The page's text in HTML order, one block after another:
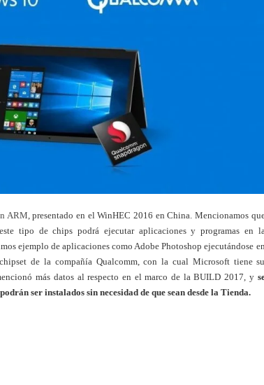
ARM , presentado en el WinHEC 2016 en China. Mencionamos
tipo de chips podrá ejecutar aplicaciones y programas en la
ejemplo de aplicaciones como Adobe Photoshop ejecutándose en
de la compañía Qualcomm, con la cual Microsoft tiene su
más datos al respecto en el marco de la BUILD 2017, y
ser instalados sin necesidad de que sean desde la Tienda.